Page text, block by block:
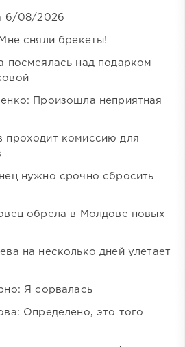
6/08/2026
сняли брекеты!
посмеялась над подарком
Произошла неприятная
проходит комиссию для
нужно срочно сбросить
обрела в Молдове новых
на несколько дней улетает
Я сорвалась
Определено, это того